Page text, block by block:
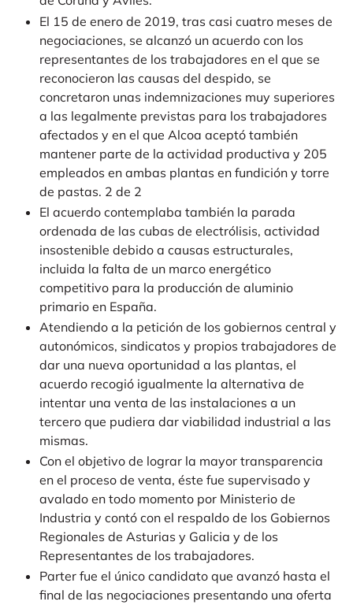
El 15 de enero de 2019, tras casi cuatro meses de
negociaciones, se alcanzó un acuerdo con los
representantes de los trabajadores en el que se
reconocieron las causas del despido, se
concretaron unas indemnizaciones muy superiores
a las legalmente previstas para los trabajadores
afectados y en el que Alcoa aceptó también
mantener parte de la actividad productiva y 205
empleados en ambas plantas en fundición y torre
de pastas. 2 de 2
El acuerdo contemplaba también la parada
ordenada de las cubas de electrólisis, actividad
insostenible debido a causas estructurales,
incluida la falta de un marco energético
competitivo para la producción de aluminio
primario en España.
Atendiendo a la petición de los gobiernos central y
autonómicos, sindicatos y propios trabajadores de
dar una nueva oportunidad a las plantas, el
acuerdo recogió igualmente la alternativa de
intentar una venta de las instalaciones a un
tercero que pudiera dar viabilidad industrial a las
mismas.
Con el objetivo de lograr la mayor transparencia
en el proceso de venta, éste fue supervisado y
avalado en todo momento por Ministerio de
Industria y contó con el respaldo de los Gobiernos
Regionales de Asturias y Galicia y de los
Representantes de los trabajadores.
Parter fue el único candidato que avanzó hasta el
final de las negociaciones presentando una oferta